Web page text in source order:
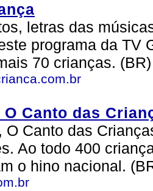
letras das
programa da TV
70 crianças. (BR)
Canto das
, O Canto das
Ao todo 400
o hino nacional.